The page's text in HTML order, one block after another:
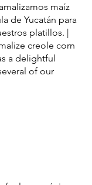
maíz
de Yucatán para
platillos. |
creole corn
a delightful
of our